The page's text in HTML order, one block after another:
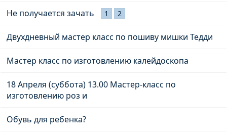
Не получается зачать 1 2
Двухдневный мастер класс по пошиву мишки Тедди
Мастер класс по изготовлению калейдоскопа
18 Апреля (суббота) 13.00 Мастер-класс по
изготовлению роз и
Обувь для ребенка?